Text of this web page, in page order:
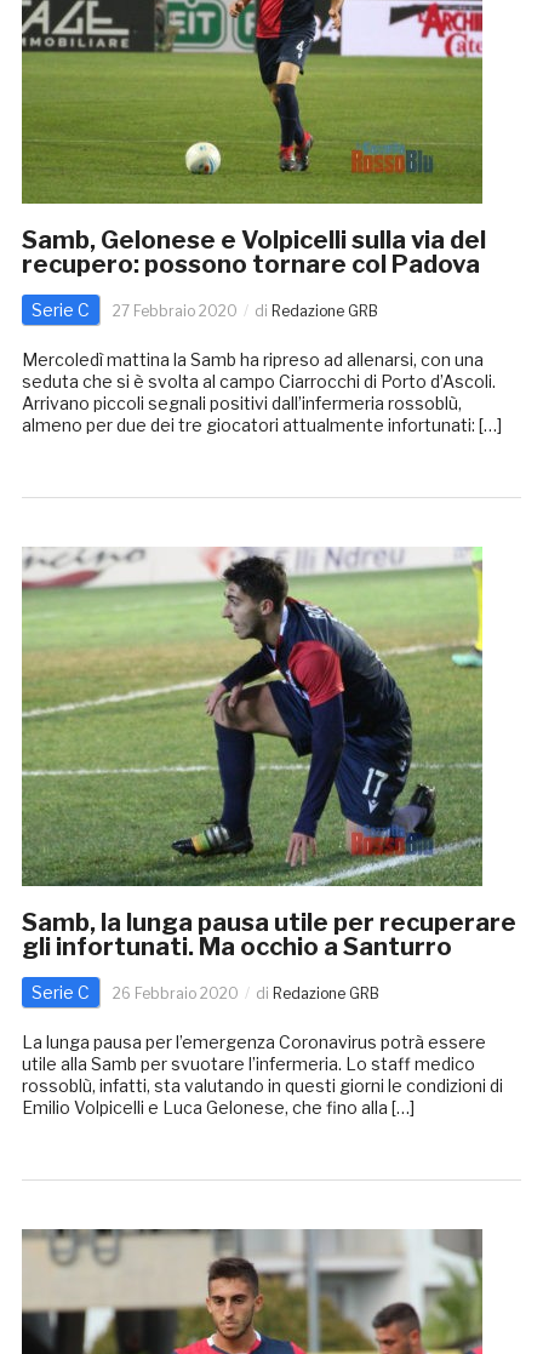
Samb, Gelonese e Volpicelli sulla via del
recupero: possono tornare col Padova
Serie C 27 Febbraio 2020 di Redazione GRB
Mercoledì mattina la Samb ha ripreso ad allenarsi, con una
seduta che si è svolta al campo Ciarrocchi di Porto d’Ascoli.
Arrivano piccoli segnali positivi dall’infermeria rossoblù,
almeno per due dei tre giocatori attualmente infortunati: […]
Samb, la lunga pausa utile per recuperare
gli infortunati. Ma occhio a Santurro
Serie C 26 Febbraio 2020 di Redazione GRB
La lunga pausa per l’emergenza Coronavirus potrà essere
utile alla Samb per svuotare l’infermeria. Lo staff medico
rossoblù, infatti, sta valutando in questi giorni le condizioni di
Emilio Volpicelli e Luca Gelonese, che fino alla […]